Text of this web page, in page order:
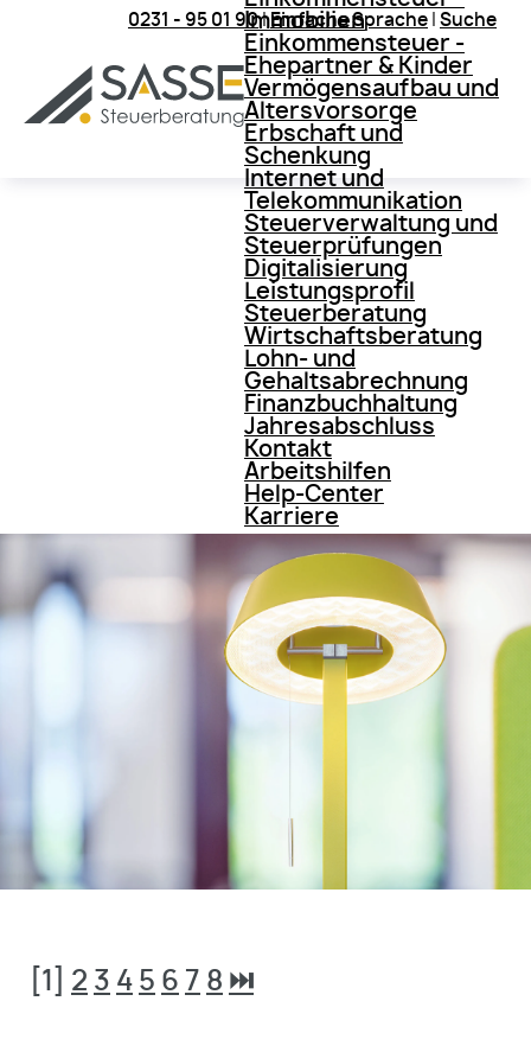
0231 - 95 01 90|Einfache Sprache Suche
Immobilien
Einkommensteuer -
Ehepartner & Kinder
Vermögensaufbau und
Altersvorsorge
Erbschaft und
Schenkung
Internet und
Telekommunikation
Steuerverwaltung und
Steuerprüfungen
Digitalisierung
Leistungsprofil
Steuerberatung
Wirtschaftsberatung
Lohn- und
Gehaltsabrechnung
Finanzbuchhaltung
Jahresabschluss
Kontakt
Arbeitshilfen
Help-Center
Karriere
[1] 2 3 4 5 6 7 8 ⏭